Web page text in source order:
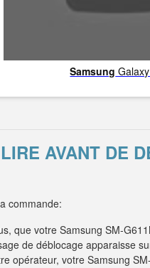
Samsung
AVANT DE
commande:
que votre Samsung SM-
de déblocage apparaisse
opérateur, votre Samsung